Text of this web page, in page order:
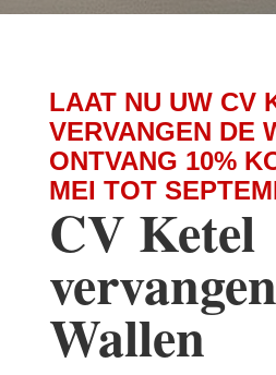
LAAT NU UW CV
VERVANGEN DE
ONTVANG 10%
MEI TOT
CV Ketel
Wallen